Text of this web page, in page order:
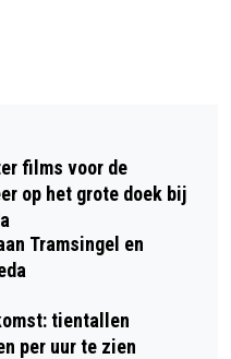
IN BREDA
VAN DE
films voor de
op het grote doek bij
Tramsingel en
tientallen
per uur te zien